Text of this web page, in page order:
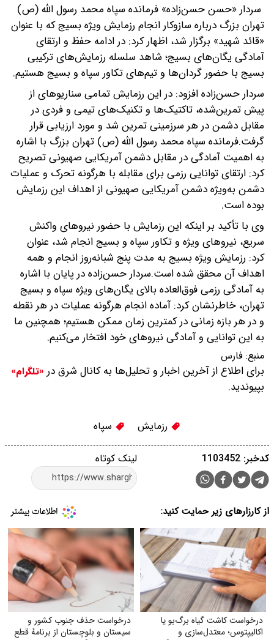
سردار «حسن حسن‌زاده» فرمانده سپاه محمد رسول الله (ص)
تهران بزرگ درباره سازوکار انجام رزمایش ویژه بسیج که با عنوان
«قائد شهید» برگزار شد، اظهار کرد: در ادامه حفظ و ارتقای
آمادگی یگان‌های بسیج؛ شاهد سلسله رزمایش‌های ترکیبی
بسیج با حضور گردان‌ها و تیم‌های تکاور سپاه و بسیج هستیم.
سردار حسن‌زاده افزود: در این رزمایش تمامی سناریو‌های از
پیش تمرین‌شده، تاکتیک‌ها و تکنیک‌های تیمی و فردی در
مقابل دشمن در هر سرزمینی تمرین شد و مورد ارزیابی قرار
گرفت.فرمانده سپاه محمد رسول الله (ص) تهران بزرگ با اشاره
به اهمیت آمادگی در مقابل دشمن آمریکایی صهیونی تصریح
کرد: ارتقای توانایی رزمی برای مقابله با هرگونه تحرک و عملیات
دشمن به‌ویژه دشمن آمریکایی صهیونی از اهداف این رزمایش
بوده است.
وی با تأکید بر اینکه این رزمایش با حضور نیرو‌های واکنش
سریع، نیرو‌های ویژه و تکاور سپاه و بسیج انجام شد، عنوان
کرد: رزمایش ویژه بسیج به مدت پنج شبانه‌روز انجام و همه
اهداف آن محقق شده است.سردار حسن‌زاده در پایان با اشاره
به آمادگی رزمی فوق‌العاده بالای یگان‌های ویژه سپاه و بسیج
تهران، خاطرنشان کرد: آماده انجام هرگونه عملیات در هر نقطه
و در هر بازه زمانی در کمترین زمان ممکن هستیم؛ همچنین ما
به این توانایی و آمادگی نیرو‌های خود افتخار می‌کنیم.
منبع: فارس
برای اطلاع از آخرین اخبار و تحلیل‌ها به کانال شرق در «تلگرام»
بپیوندید.
رزمایش سپاه
لینک کوتاه کدخبر: 1103452
از کارزارهای زیر حمایت کنید:
درخواست کاشت گیاه برگ‌بو یا
اکالیپتوس؛ معتدل‌سازی و
درخواست حذف جنوب کشور و
سیستان و بلوچستان از برنامهٔ قطع